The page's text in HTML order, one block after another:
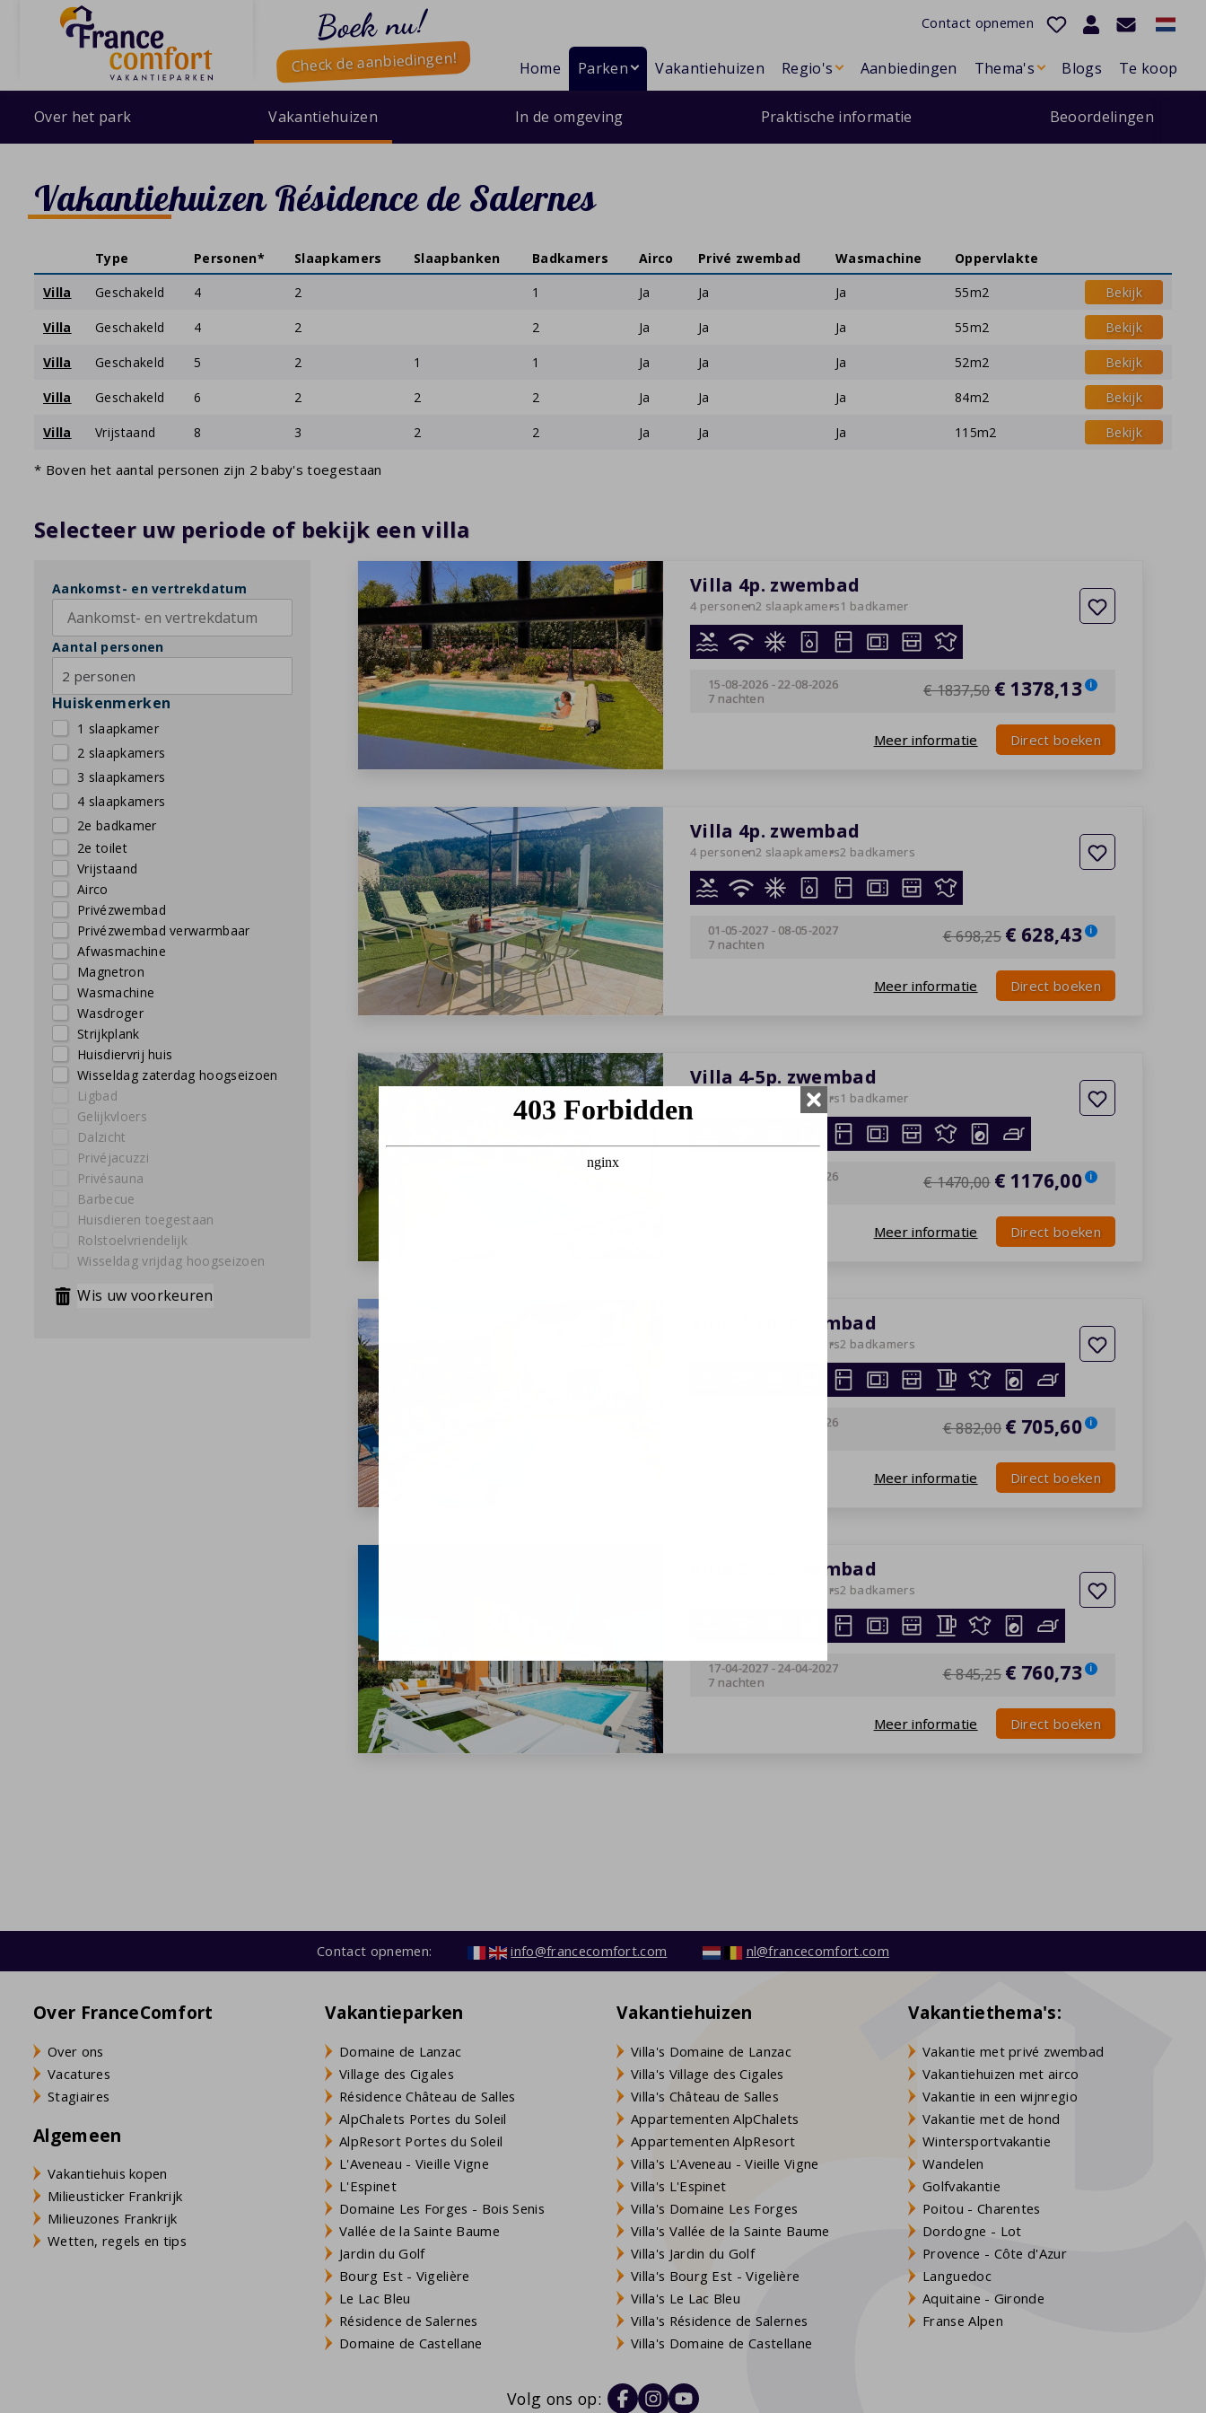
Boek nu!
Check de aanbiedingen!
Contact opnemen
Home Parken Vakantiehuizen Regio's Aanbiedingen Thema's Blogs Te koop
Over het park Vakantiehuizen In de omgeving Praktische informatie Beoordelingen
Vakantiehuizen Résidence de Salernes
Type Personen* Slaapkamers Slaapbanken Badkamers Airco Privé zwembad Wasmachine
Oppervlakte
Villa
Geschakeld 4 2 1 Ja Ja Ja 55m2 Bekijk
Villa Geschakeld 4 2 2 Ja Ja Ja 55m2 Bekijk
Villa Geschakeld 5 2 1 1 Ja Ja Ja 52m2 Bekijk
Villa Geschakeld 6 2 2 2 Ja Ja Ja 84m2 Bekijk
Villa Vrijstaand 8 3 2 2 Ja Ja Ja 115m2 Bekijk
* Boven het aantal personen zijn 2 baby's toegestaan
Selecteer uw periode of bekijk een villa
Villa 4p. zwembad
4 personen2 slaapkamers1 badkamer
15-08-2026 -22-08-2026
7 nachten
€ 1837,50 € 1378,13 i
Meer informatie Direct boeken
Villa 4p. zwembad
4 personen2 slaapkamers2 badkamers
01-05-2027 - 08-05-2027
7 nachten
€ 698,25 € 628,43 i
Meer informatie Direct boeken
Villa 4-5p. zwembad
2 slaapkamers1 badkamer
29-08-2026
€ 1470,00 € 1176,00 i
Meer informatie Direct boeken
Villa 4-6p. zwembad
2 slaapkamers2 badkamers
10-10-2026
€ 882,00 € 705,60 i
Meer informatie Direct boeken
Villa 6-8p. zwembad
3 slaapkamers2 badkamers
17-04-2027 -24-04-2027
7 nachten
€ 845,25 € 760,73 i
Meer informatie Direct boeken
Aankomst- en vertrekdatum
Aantal personen
2 personen
Huiskenmerken
1 slaapkamer
1 slaapkamer beg. grond
2 slaapkamers
3 slaapkamers
4 slaapkamers
2e badkamer
Ligbad
2e toilet
Vrijstaand
Gelijkvloers
Dalzicht
Airco
Privézwembad
Privézwembad verwarmbaar
Privéjacuzzi
Privésauna
Afwasmachine
Magnetron
Wasmachine
Wasdroger
Strijkplank
Barbecue
Huisdieren toegestaan
Huisdiervrij huis
Rolstoelvriendelijk
Wisseldag vrijdag hoogseizoen
Wisseldag zaterdag hoogseizoen
Wis uw voorkeuren
Contact opnemen: info@francecomfort.com nl@francecomfort.com
Over FranceComfort
Over ons
Vacatures
Stagiaires
Algemeen
Vakantiehuis kopen
Milieusticker Frankrijk
Milieuzones Frankrijk
Wetten, regels en tips
Vakantieparken
Domaine de Lanzac
Village des Cigales
Résidence Château de Salles
AlpChalets Portes du Soleil
AlpResort Portes du Soleil
L'Aveneau - Vieille Vigne
L'Espinet
Domaine Les Forges - Bois Senis
Vallée de la Sainte Baume
Jardin du Golf
Bourg Est - Vigelière
Le Lac Bleu
Résidence de Salernes
Domaine de Castellane
Vakantiehuizen
Villa's Domaine de Lanzac
Villa's Village des Cigales
Villa's Château de Salles
Appartementen AlpChalets
Appartementen AlpResort
Villa's L'Aveneau - Vieille Vigne
Villa's L'Espinet
Villa's Domaine Les Forges
Villa's Vallée de la Sainte Baume
Villa's Jardin du Golf
Villa's Bourg Est - Vigelière
Villa's Le Lac Bleu
Villa's Résidence de Salernes
Villa's Domaine de Castellane
Vakantiethema's:
Vakantie met privé zwembad
Vakantiehuizen met airco
Vakantie in een wijnregio
Vakantie met de hond
Wintersportvakantie
Wandelen
Golfvakantie
Poitou - Charentes
Dordogne - Lot
Provence - Côte d'Azur
Languedoc
Aquitaine - Gironde
Franse Alpen
Volg ons op: